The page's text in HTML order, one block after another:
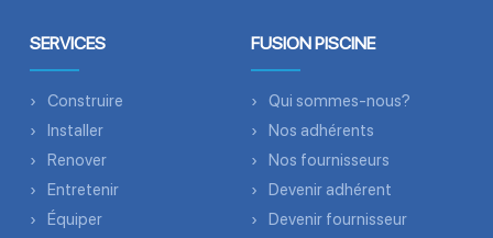
SERVICES
Construire
Installer
Renover
Entretenir
Équiper
FUSION PISCINE
Qui sommes-nous?
Nos adhérents
Nos fournisseurs
Devenir adhérent
Devenir fournisseur